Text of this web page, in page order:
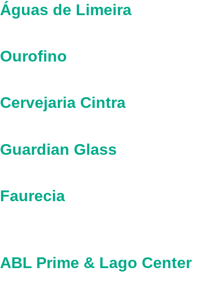
Águas de Limeira
Ourofino
Cervejaria Cintra
Guardian Glass
Faurecia
ABL Prime & Lago Center